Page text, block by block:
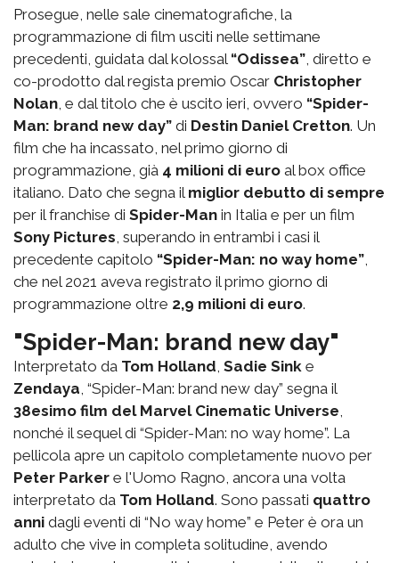
Prosegue, nelle sale cinematografiche, la
programmazione di film usciti nelle settimane
precedenti, guidata dal kolossal “Odissea”, diretto e
co-prodotto dal regista premio Oscar Christopher
Nolan, e dal titolo che è uscito ieri, ovvero “Spider-
Man: brand new day” di Destin Daniel Cretton. Un
film che ha incassato, nel primo giorno di
programmazione, già 4 milioni di euro al box office
italiano. Dato che segna il miglior debutto di sempre
per il franchise di Spider-Man in Italia e per un film
Sony Pictures, superando in entrambi i casi il
precedente capitolo “Spider-Man: no way home”,
che nel 2021 aveva registrato il primo giorno di
programmazione oltre 2,9 milioni di euro.
"Spider-Man: brand new day"
Interpretato da Tom Holland, Sadie Sink e
Zendaya, “Spider-Man: brand new day” segna il
38esimo film del Marvel Cinematic Universe,
nonché il sequel di “Spider-Man: no way home”. La
pellicola apre un capitolo completamente nuovo per
Peter Parker e l'Uomo Ragno, ancora una volta
interpretato da Tom Holland. Sono passati quattro
anni dagli eventi di “No way home” e Peter è ora un
adulto che vive in completa solitudine, avendo